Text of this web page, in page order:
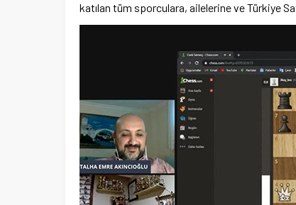
katılan tüm sporculara, ailelerine ve Türkiye